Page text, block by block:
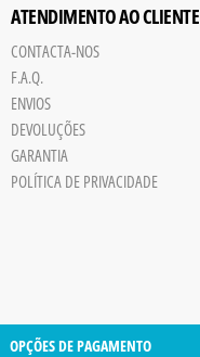
Save
Board
JPG
trigger
ATENDIMENTO AO CLIENTE
CONTACTA-NOS
F.A.Q.
ENVIOS
DEVOLUÇÕES
GARANTIA
POLÍTICA DE PRIVACIDADE
OPÇÕES DE PAGAMENTO